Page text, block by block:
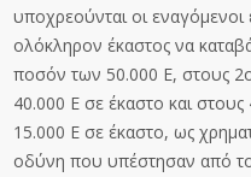
υποχρεούνται οι
ολόκληρον έκαστος να
ποσόν των 50.000 Ε, στους
40.000 Ε σε έκαστο και
15.000 Ε σε έκαστο, ως
οδύνη που υπέστησαν από